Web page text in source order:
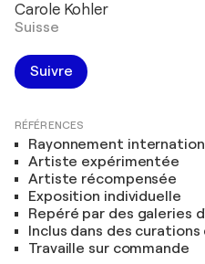
Carole Kohler
Suisse
Suivre
RÉFÉRENCES
Rayonnement
Artiste expérimentée
Artiste récompensée
Exposition individuelle
Repéré par des galeries
Inclus dans des
Travaille sur commande